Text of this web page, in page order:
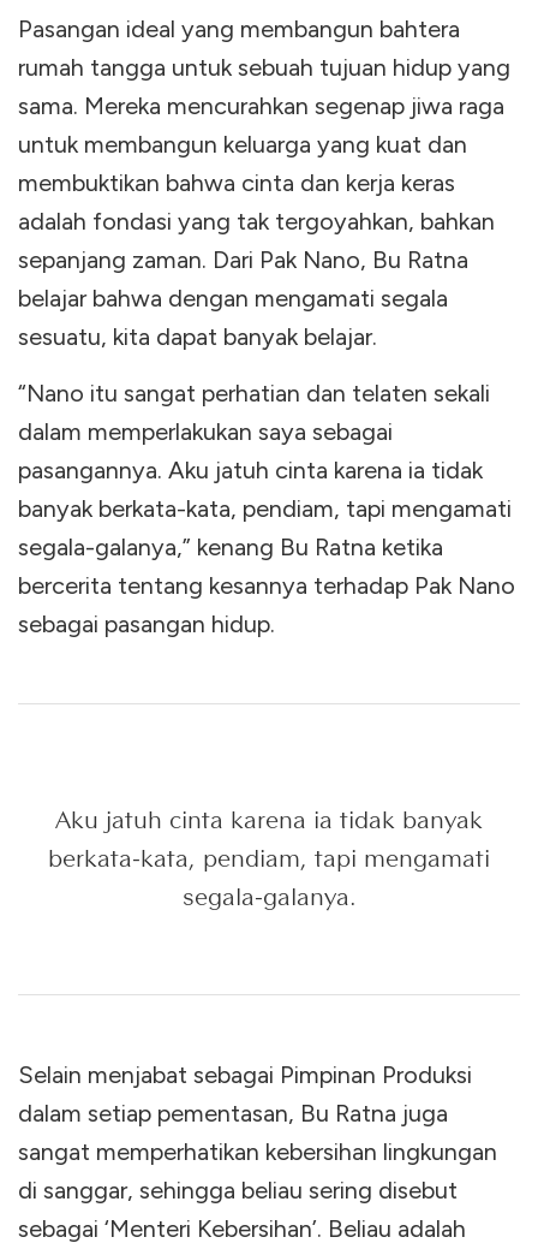
Pasangan ideal yang membangun bahtera
rumah tangga untuk sebuah tujuan hidup yang
sama. Mereka mencurahkan segenap jiwa raga
untuk membangun keluarga yang kuat dan
membuktikan bahwa cinta dan kerja keras
adalah fondasi yang tak tergoyahkan, bahkan
sepanjang zaman. Dari Pak Nano, Bu Ratna
belajar bahwa dengan mengamati segala
sesuatu, kita dapat banyak belajar.
“Nano itu sangat perhatian dan telaten sekali
dalam memperlakukan saya sebagai
pasangannya. Aku jatuh cinta karena ia tidak
banyak berkata-kata, pendiam, tapi mengamati
segala-galanya,” kenang Bu Ratna ketika
bercerita tentang kesannya terhadap Pak Nano
sebagai pasangan hidup.
Aku jatuh cinta karena ia tidak banyak
berkata-kata, pendiam, tapi mengamati
segala-galanya.
Selain menjabat sebagai Pimpinan Produksi
dalam setiap pementasan, Bu Ratna juga
sangat memperhatikan kebersihan lingkungan
di sanggar, sehingga beliau sering disebut
sebagai ‘Menteri Kebersihan’. Beliau adalah